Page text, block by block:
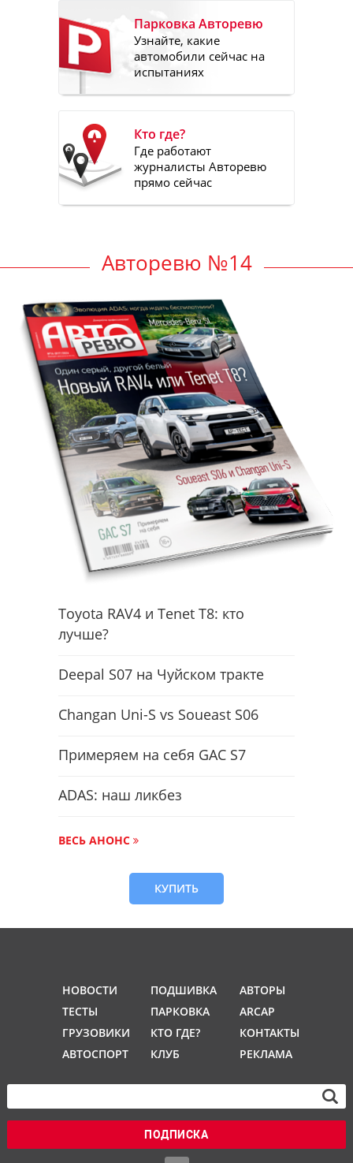
Парковка Авторевю
Узнайте, какие
автомобили сейчас на
испытаниях
Кто где?
Где работают
журналисты Авторевю
прямо сейчас
Авторевю №14
Toyota RAV4 и Tenet T8: кто
лучше?
Deepal S07 на Чуйском тракте
Changan Uni-S vs Soueast S06
Примеряем на себя GAC S7
ADAS: наш ликбез
ВЕСЬ АНОНС
КУПИТЬ
НОВОСТИ
ТЕСТЫ
ГРУЗОВИКИ
АВТОСПОРТ
ПОДШИВКА
ПАРКОВКА
КТО ГДЕ?
КЛУБ
АВТОРЫ
ARCAP
КОНТАКТЫ
РЕКЛАМА
ПОДПИСКА